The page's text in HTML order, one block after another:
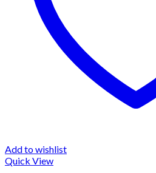
Add to wishlist
Quick View